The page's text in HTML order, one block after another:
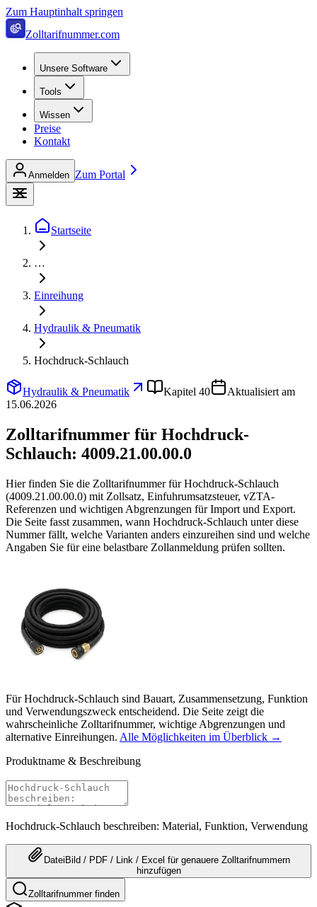
Zum Hauptinhalt springen
Zolltarifnummer.com
Unsere Software
Tools
Wissen
Preise
Kontakt
Anmelden Zum Portal
Startseite
…
Einreihung
Hydraulik & Pneumatik
Hochdruck-Schlauch
Hydraulik & Pneumatik Kapitel 40
Aktualisiert am
15.06.2026
Zolltarifnummer für Hochdruck-
Schlauch: 4009.21.00.00.0
Hier finden Sie die Zolltarifnummer für Hochdruck-Schlauch
(4009.21.00.00.0) mit Zollsatz, Einfuhrumsatzsteuer, vZTA-
Referenzen und wichtigen Abgrenzungen für Import und Export.
Die Seite fasst zusammen, wann Hochdruck-Schlauch unter diese
Nummer fällt, welche Varianten anders einzureihen sind und welche
Angaben Sie für eine belastbare Zollanmeldung prüfen sollten.
Für Hochdruck-Schlauch sind Bauart, Zusammensetzung, Funktion
und Verwendungszweck entscheidend. Die Seite zeigt die
wahrscheinliche Zolltarifnummer, wichtige Abgrenzungen und
alternative Einreihungen. Alle Möglichkeiten im Überblick →
Produktname & Beschreibung
Hochdruck-Schlauch beschreiben: Material, Funktion, Verwendung
Datei Bild / PDF / Link / Excel für genauere Zolltarifnummern
hinzufügen
Zolltarifnummer finden